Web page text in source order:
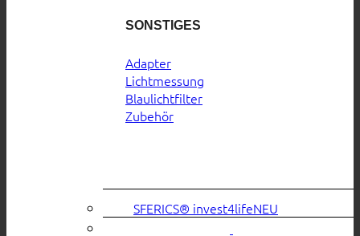
SONSTIGES
Adapter
Lichtmessung
Blaulichtfilter
Zubehör
SFERICS® invest4life